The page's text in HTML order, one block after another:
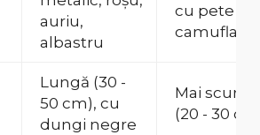
auriu,
albastru
cu pete de
camuflaj
Lungă (30 -
50 cm), cu
dungi negre
Mai scurtă
(20 - 30